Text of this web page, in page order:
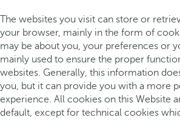
The websites you visit can store or
your browser, mainly in the form of
may be about you, your preferences or
mainly used to ensure the proper
websites. Generally, this information
you, but it can provide you with a more
experience. All cookies on this Website
default, except for technical cookies